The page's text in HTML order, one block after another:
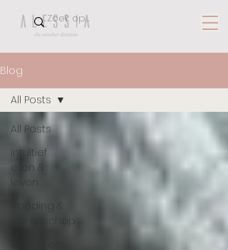
Blog
All Posts
Intuïtief
eten &
leven
Voeding &
wetenschap
All Posts